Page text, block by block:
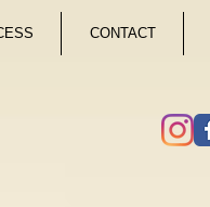
CONTACT